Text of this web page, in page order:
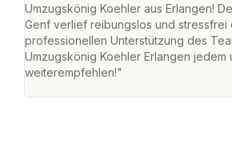
Umzugskönig Koehler aus Erlangen!
Genf verlief reibungslos und stressfrei
professionellen Unterstützung des
Umzugskönig Koehler Erlangen jedem
weiterempfehlen!"